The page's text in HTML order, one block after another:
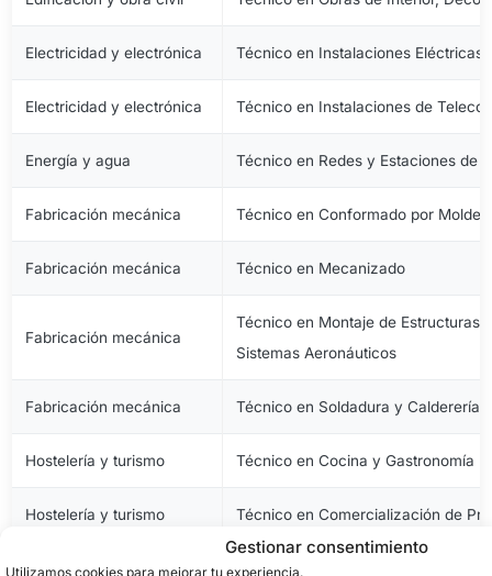
Gestionar consentimiento
Utilizamos cookies para mejorar tu experiencia.
Electricidad y electrónica Técnico en Instalaciones Eléctricas
Electricidad y electrónica Técnico en Instalaciones de
Energía y agua Técnico en Redes y Estaciones de
Fabricación mecánica Técnico en Conformado por
Fabricación mecánica Técnico en Mecanizado
Fabricación mecánica
Técnico en Montaje de Estructuras
Sistemas Aeronáuticos
Fabricación mecánica Técnico en Soldadura y Calderería
Hostelería y turismo Técnico en Cocina y Gastronomía
Hostelería y turismo Técnico en Comercialización de
Hostelería y turismo Técnico en Servicios en